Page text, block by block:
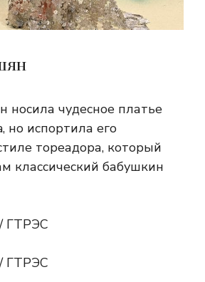
носила чудесное платье
но испортила его
тореадора, который
классический бабушкин
ГТРЭС
ГТРЭС